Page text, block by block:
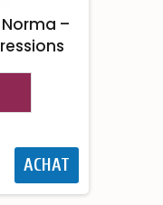
–
ACHAT